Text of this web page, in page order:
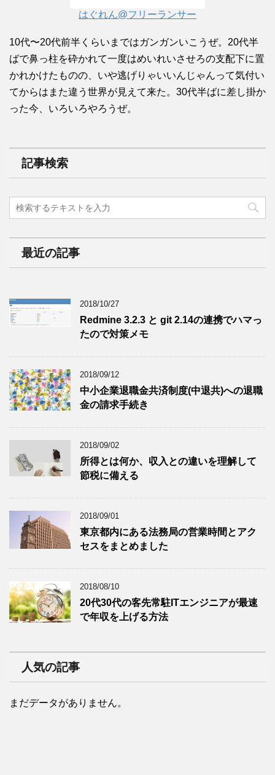
はぐれん@フリーランサー
10代〜20代前半くらいまではガンガンいこうぜ。20代半
ばで鼻っ柱を砕かれて一度はめいれいさせろの支配下に置
かれかけたものの、いや逃げりゃいいんじゃんって気付い
てからはまた違う世界が見えて来た。30代半ばに差し掛か
った今、いろいろやろうぜ。
記事検索
最近の記事
2018/10/27
Redmine 3.2.3 と git 2.14の連携でハマっ
たので対策メモ
2018/09/12
中小企業退職金共済制度(中退共)への退職
金の請求手続き
2018/09/02
所得とは何か、収入との違いを理解して
節税に備える
2018/09/01
東京都内にある法務局の営業時間とアク
セスをまとめました
2018/08/10
20代30代の客先常駐ITエンジニアが最速
で年収を上げる方法
人気の記事
まだデータがありません。